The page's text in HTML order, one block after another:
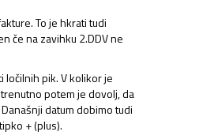
To je hkrati tudi
če na zavihku 2.DDV ne
ločilnih pik. V kolikor je
potem je dovolj, da
datum dobimo tudi
+ (plus).